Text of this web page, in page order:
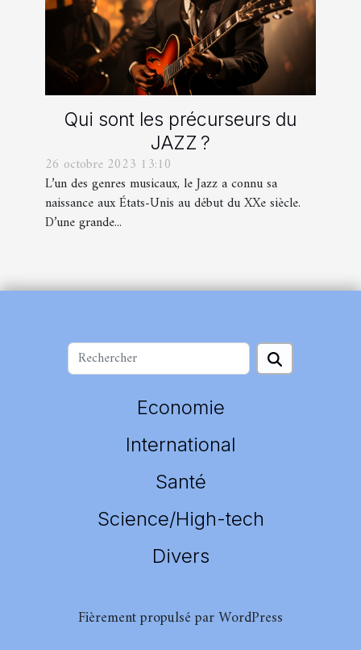
Qui sont les précurseurs du
JAZZ ?
26 octobre 2023 13:10
L’un des genres musicaux, le Jazz a connu sa
naissance aux États-Unis au début du XXe siècle.
D’une grande...
Economie
International
Santé
Science/High-tech
Divers
Fièrement propulsé par WordPress